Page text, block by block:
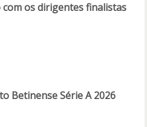
os dirigentes finalistas
Betinense Série A 2026